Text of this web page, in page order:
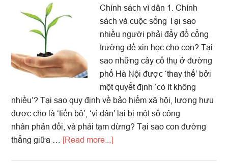
nhũng
Chính sách vì dân 1. Chính
sách và cuộc sống Tại sao
nhiều người phải đẩy đổ cổng
trường để xin học cho con? Tại
sao những cây cổ thụ ở đường
phố Hà Nội được ‘thay thế’ bởi
một quyết định ‘có ít không
nhiều’? Tại sao quy định về bảo hiểm xã hội, lương hưu
được cho là ‘tiến bộ’, ‘vì dân’ lại bị một số công
nhân phản đối, và phải tạm dừng? Tại sao con đường
thẳng giữa … [Read more...]about